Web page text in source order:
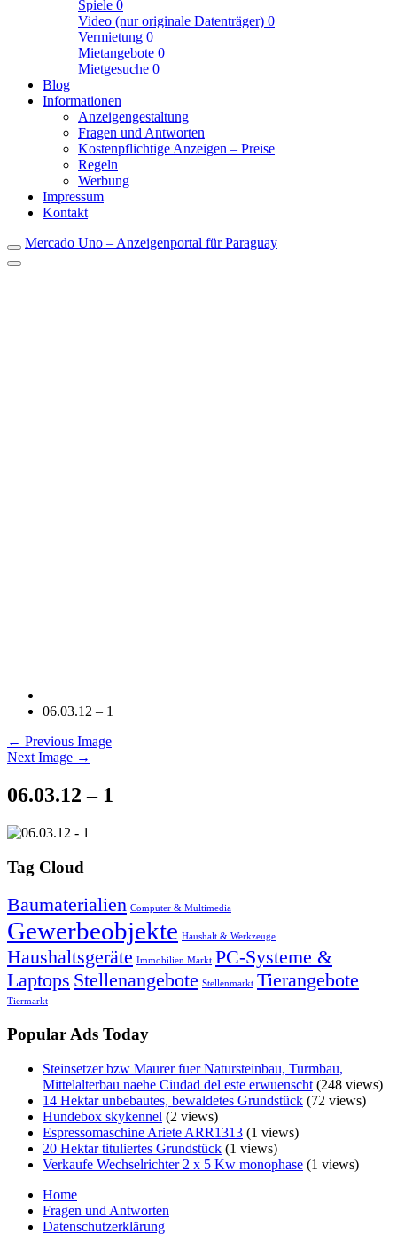
Spiele 0
Video (nur originale Datenträger) 0
Vermietung 0
Mietangebote 0
Mietgesuche 0
Blog
Informationen
Anzeigengestaltung
Fragen und Antworten
Kostenpflichtige Anzeigen – Preise
Regeln
Werbung
Impressum
Kontakt
Mercado Uno – Anzeigenportal für Paraguay
06.03.12 – 1
← Previous Image
Next Image →
06.03.12 – 1
Tag Cloud
Baumaterialien Computer & Multimedia
Gewerbeobjekte Haushalt & Werkzeuge
Haushaltsgeräte Immobilien Markt PC-Systeme &
Laptops Stellenangebote Stellenmarkt Tierangebote
Tiermarkt
Popular Ads Today
Steinsetzer bzw Maurer fuer Natursteinbau, Turmbau,
Mittelalterbau naehe Ciudad del este erwuenscht (248 views)
14 Hektar unbebautes, bewaldetes Grundstück (72 views)
Hundebox skykennel (2 views)
Espressomaschine Ariete ARR1313 (1 views)
20 Hektar tituliertes Grundstück (1 views)
Verkaufe Wechselrichter 2 x 5 Kw monophase (1 views)
Home
Fragen und Antworten
Datenschutzerklärung